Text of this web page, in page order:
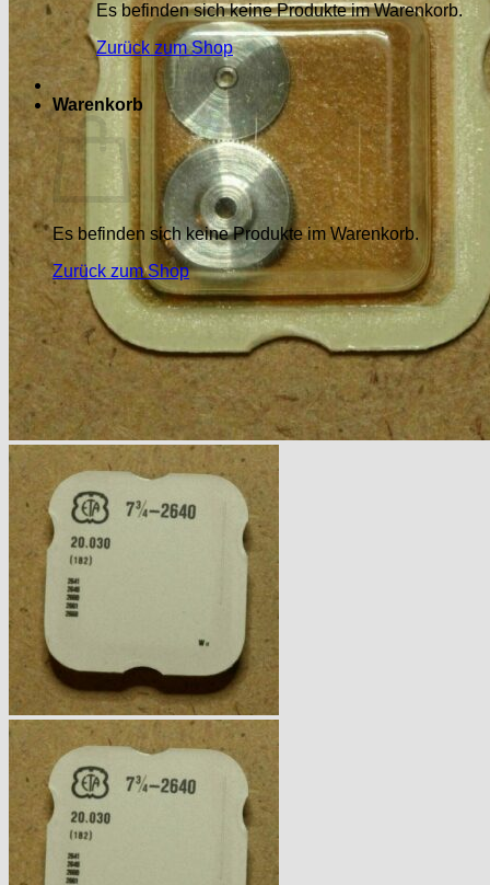
Es befinden sich keine Produkte im Warenkorb.
Zurück zum Shop
Warenkorb
Es befinden sich keine Produkte im Warenkorb.
Zurück zum Shop